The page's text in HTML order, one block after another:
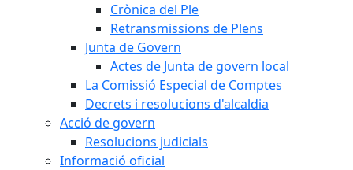
Crònica del Ple
Retransmissions de Plens
Junta de Govern
Actes de Junta de govern local
La Comissió Especial de Comptes
Decrets i resolucions d'alcaldia
Acció de govern
Resolucions judicials
Informació oficial